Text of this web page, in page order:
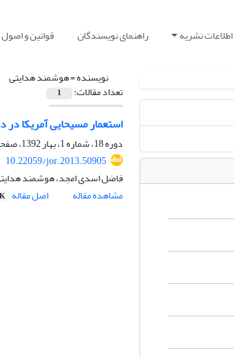
اطلاعات نشریه راهنمای نویسندگان قوانین و اصول AI
نویسنده =هوشمند هدایتی
تعداد مقالات: 1
استعمار مسیحایی آمریکا
دوره 18، شماره 1، بهار 1392، صفحه
10.22059/jor.2013.50905
فاضل اسدی امجد، هوشمند
مشاهده مقاله
اصل مقاله